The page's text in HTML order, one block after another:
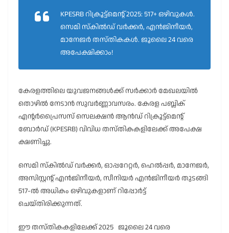
KPESRB റിക്രൂട്ട്മെന്റ് 2025: 517+ ഒഴിവുകൾ.
സെമി സ്കിൽഡ് വർക്കർ, എൻജിനീയർ,
മാനേജർ തസ്തികകൾ. ജൂലൈ 24 വരെ
അപേക്ഷിക്കാം!
കേരളത്തിലെ യുവജനങ്ങൾക്ക് സർക്കാർ മേഖലയിൽ
തൊഴിൽ നേടാൻ സുവർണ്ണാവസരം. കേരള പബ്ലിക്
എന്റർപ്രൈസസ് സെലക്ഷൻ ആൻഡ് റിക്രൂട്ട്മെന്റ്
ബോർഡ് (KPESRB) വിവിധ തസ്തികകളിലേക്ക് അപേക്ഷ
ക്ഷണിച്ചു.
സെമി സ്കിൽഡ് വർക്കർ, ഓപ്പറേറ്റർ, ഹെൽപ്പർ, മാനേജർ,
അസിസ്റ്റന്റ് എൻജിനീയർ, സീനിയർ എൻജിനീയർ തുടങ്ങി
517-ൽ അധികം ഒഴിവുകളാണ് റിപ്പോർട്ട്
ചെയ്തിരിക്കുന്നത്.
ഈ തസ്തികകളിലേക്ക് 2025 ജൂലൈ 24 വരെ